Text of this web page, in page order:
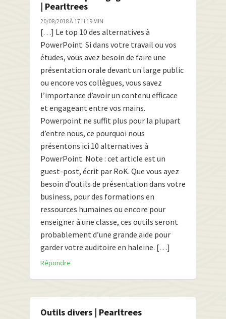
| Pearltrees
20/08/2018 À 17 H 19 MIN
[…] Le top 10 des alternatives à
PowerPoint. Si dans votre travail ou vos
études, vous avez besoin de faire une
présentation orale devant un large public
ou encore vos collègues, vous savez
l’importance d’avoir un contenu efficace
et engageant entre vos mains.
Powerpoint ne suffit plus pour la plupart
d’entre nous, ce pourquoi nous
présentons ici 10 alternatives à
PowerPoint. Note : cet article est un
guest-post, écrit par RoK. Que vous ayez
besoin d’outils de présentation dans votre
business, pour des formations en
ressources humaines ou encore pour
enseigner à une classe, ces outils seront
probablement d’une grande aide pour
garder votre auditoire en haleine. […]
Répondre
Outils divers | Pearltrees